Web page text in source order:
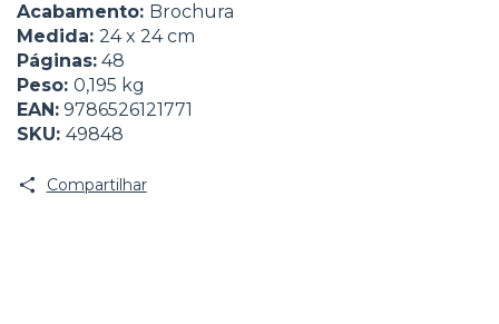
Acabamento: Brochura
Medida: 24 x 24 cm
Páginas: 48
Peso: 0,195 kg
EAN: 9786526121771
SKU: 49848
Compartilhar